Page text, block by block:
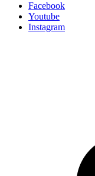
Facebook
Youtube
Instagram